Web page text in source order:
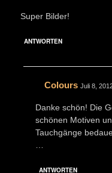
Super Bilder!
ANTWORTEN
Colours Juli 8,
Danke schön! Die
schönen Motiven
Tauchgänge
…
ANTWORTEN